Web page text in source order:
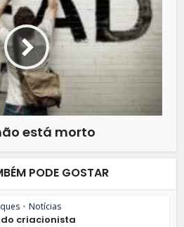
está morto
PODE GOSTAR
• Notícias
criacionista